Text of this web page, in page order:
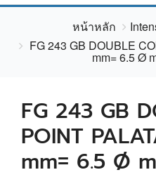
หน้าหลัก
FG 243 GB DOUBLE
mm= 6.5 Ø
FG 243 GB
POINT
mm= 6.5 Ø